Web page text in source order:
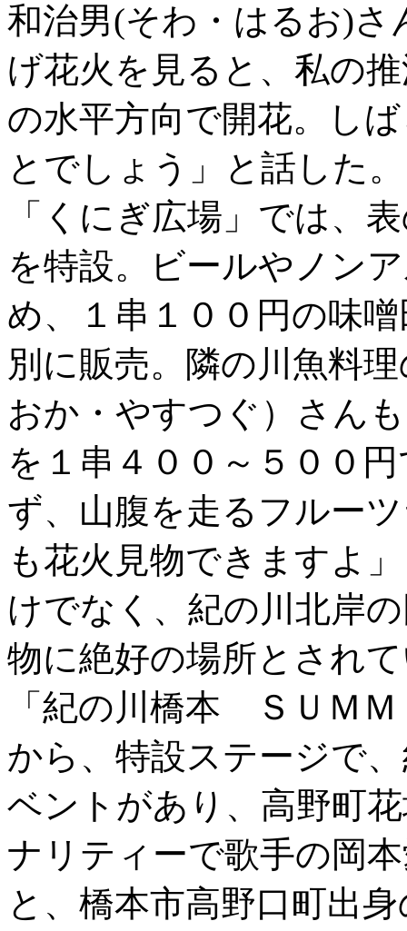
和治男(そわ・はるお)さ
げ花火を見ると、私の
の水平方向で開花。し
とでしょう」と話した。
「くにぎ広場」では、
を特設。ビールやノン
め、１串１００円の味
別に販売。隣の川魚料
おか・やすつぐ）さん
を１串４００～５００
ず、山腹を走るフルー
も花火見物できますよ
けでなく、紀の川北岸
物に絶好の場所とされ
「紀の川橋本 ＳＵＭ
から、特設ステージで
ベントがあり、高野町
ナリティーで歌手の岡
と、橋本市高野口町出